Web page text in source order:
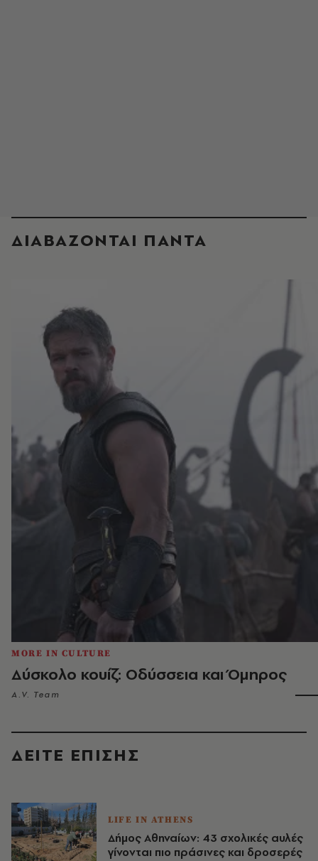
ΔΙΑΒΑΖΟΝΤΑΙ ΠΑΝΤΑ
MORE IN CULTURE
Δύσκολο κουίζ: Οδύσσεια και Όμηρος
A.V. Team
ΔΕΙΤΕ ΕΠΙΣΗΣ
LIFE IN ATHENS
Δήμος Αθηναίων: 43 σχολικές αυλές
γίνονται πιο πράσινες και δροσερές